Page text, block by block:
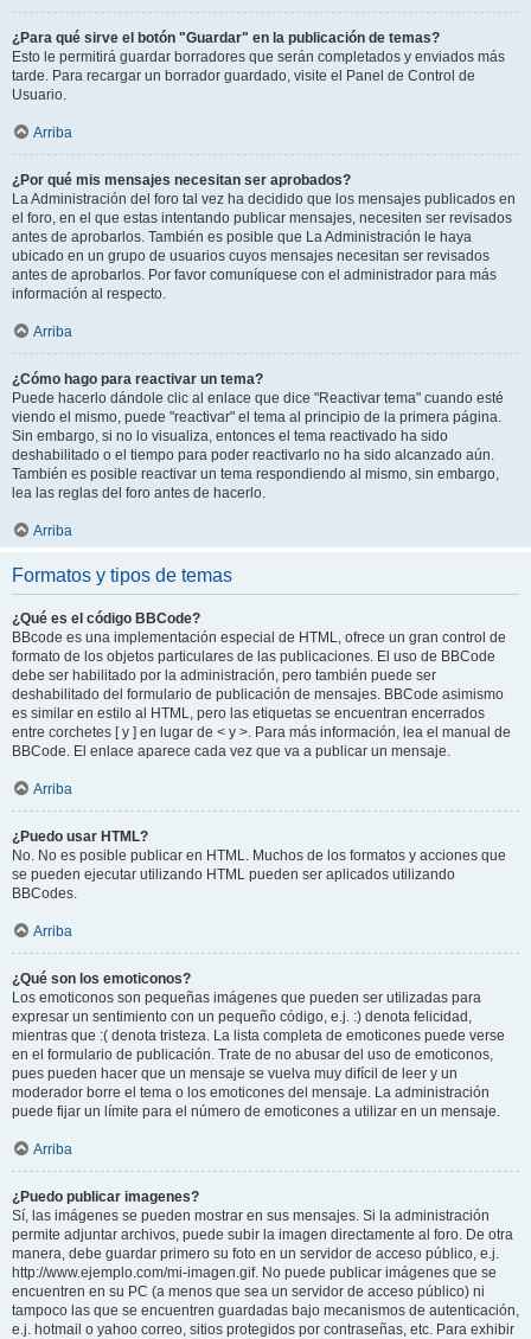
¿Para qué sirve el botón "Guardar" en la publicación de temas?
Esto le permitirá guardar borradores que serán completados y enviados más
tarde. Para recargar un borrador guardado, visite el Panel de Control de
Usuario.
Arriba
¿Por qué mis mensajes necesitan ser aprobados?
La Administración del foro tal vez ha decidido que los mensajes publicados en
el foro, en el que estas intentando publicar mensajes, necesiten ser revisados
antes de aprobarlos. También es posible que La Administración le haya
ubicado en un grupo de usuarios cuyos mensajes necesitan ser revisados
antes de aprobarlos. Por favor comuníquese con el administrador para más
información al respecto.
Arriba
¿Cómo hago para reactivar un tema?
Puede hacerlo dándole clic al enlace que dice "Reactivar tema" cuando esté
viendo el mismo, puede "reactivar" el tema al principio de la primera página.
Sin embargo, si no lo visualiza, entonces el tema reactivado ha sido
deshabilitado o el tiempo para poder reactivarlo no ha sido alcanzado aún.
También es posible reactivar un tema respondiendo al mismo, sin embargo,
lea las reglas del foro antes de hacerlo.
Arriba
Formatos y tipos de temas
¿Qué es el código BBCode?
BBcode es una implementación especial de HTML, ofrece un gran control de
formato de los objetos particulares de las publicaciones. El uso de BBCode
debe ser habilitado por la administración, pero también puede ser
deshabilitado del formulario de publicación de mensajes. BBCode asimismo
es similar en estilo al HTML, pero las etiquetas se encuentran encerrados
entre corchetes [ y ] en lugar de < y >. Para más información, lea el manual de
BBCode. El enlace aparece cada vez que va a publicar un mensaje.
Arriba
¿Puedo usar HTML?
No. No es posible publicar en HTML. Muchos de los formatos y acciones que
se pueden ejecutar utilizando HTML pueden ser aplicados utilizando
BBCodes.
Arriba
¿Qué son los emoticonos?
Los emoticonos son pequeñas imágenes que pueden ser utilizadas para
expresar un sentimiento con un pequeño código, e.j. :) denota felicidad,
mientras que :( denota tristeza. La lista completa de emoticones puede verse
en el formulario de publicación. Trate de no abusar del uso de emoticonos,
pues pueden hacer que un mensaje se vuelva muy difícil de leer y un
moderador borre el tema o los emoticones del mensaje. La administración
puede fijar un límite para el número de emoticones a utilizar en un mensaje.
Arriba
¿Puedo publicar imagenes?
Sí, las imágenes se pueden mostrar en sus mensajes. Si la administración
permite adjuntar archivos, puede subir la imagen directamente al foro. De otra
manera, debe guardar primero su foto en un servidor de acceso público, e.j.
http://www.ejemplo.com/mi-imagen.gif. No puede publicar imágenes que se
encuentren en su PC (a menos que sea un servidor de acceso público) ni
tampoco las que se encuentren guardadas bajo mecanismos de autenticación,
e.j. hotmail o yahoo correo, sitios protegidos por contraseñas, etc. Para exhibir